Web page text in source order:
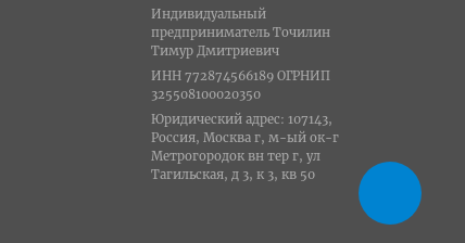
Индивидуальный
предприниматель Точилин
Тимур Дмитриевич
ИНН 772874566189 ОГРНИП
325508100020350
Юридический адрес: 107143,
Россия, Москва г, м-ый ок-г
Метрогородок вн тер г, ул
Тагильская, д 3, к 3, кв 50